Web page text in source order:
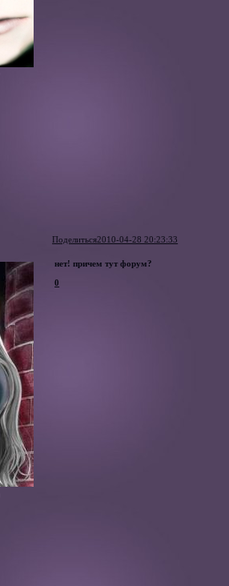
Поделиться2010-04-28 20:23:33
нет! причем тут форум?
0